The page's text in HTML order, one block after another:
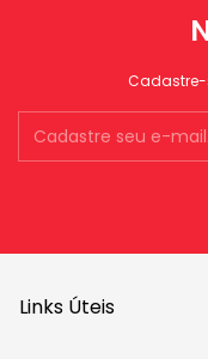
Cadastre-
Links Úteis